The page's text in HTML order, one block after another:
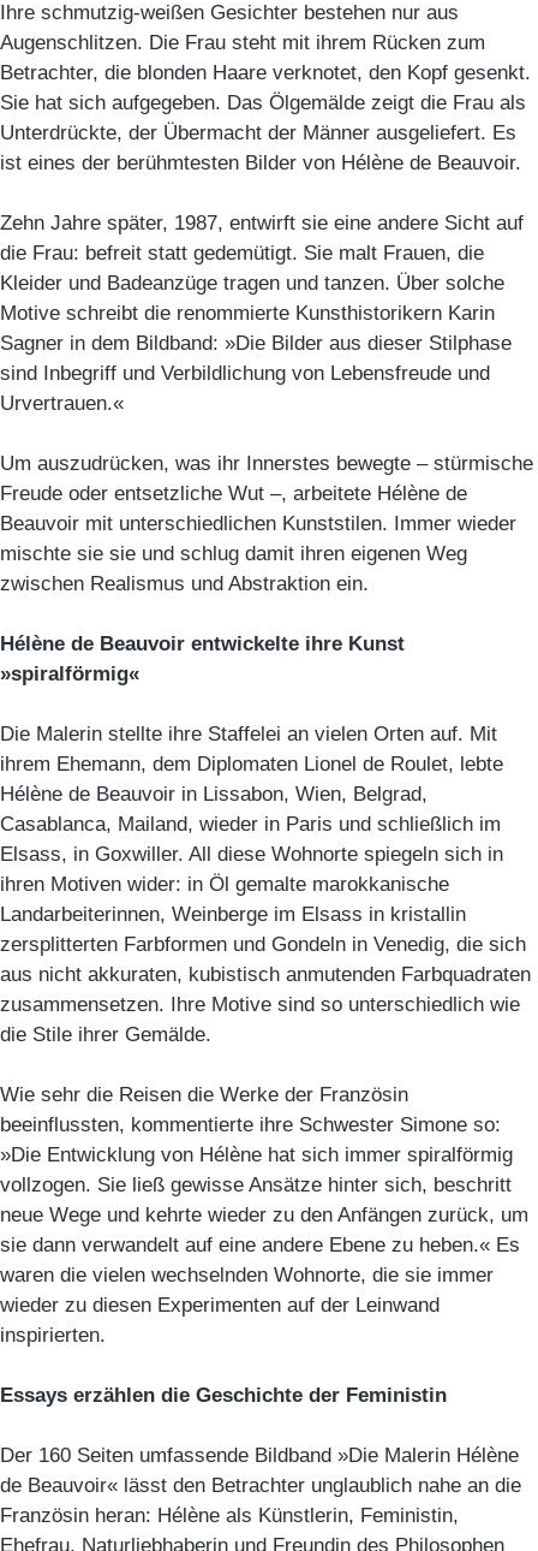
Ihre schmutzig-weißen Gesichter bestehen nur aus
Augenschlitzen. Die Frau steht mit ihrem Rücken zum
Betrachter, die blonden Haare verknotet, den Kopf gesenkt.
Sie hat sich aufgegeben. Das Ölgemälde zeigt die Frau als
Unterdrückte, der Übermacht der Männer ausgeliefert. Es
ist eines der berühmtesten Bilder von Hélène de Beauvoir.
Zehn Jahre später, 1987, entwirft sie eine andere Sicht auf
die Frau: befreit statt gedemütigt. Sie malt Frauen, die
Kleider und Badeanzüge tragen und tanzen. Über solche
Motive schreibt die renommierte Kunsthistorikern Karin
Sagner in dem Bildband: »Die Bilder aus dieser Stilphase
sind Inbegriff und Verbildlichung von Lebensfreude und
Urvertrauen.«
Um auszudrücken, was ihr Innerstes bewegte – stürmische
Freude oder entsetzliche Wut –, arbeitete Hélène de
Beauvoir mit unterschiedlichen Kunststilen. Immer wieder
mischte sie sie und schlug damit ihren eigenen Weg
zwischen Realismus und Abstraktion ein.
Hélène de Beauvoir entwickelte ihre Kunst
»spiralförmig«
Die Malerin stellte ihre Staffelei an vielen Orten auf. Mit
ihrem Ehemann, dem Diplomaten Lionel de Roulet, lebte
Hélène de Beauvoir in Lissabon, Wien, Belgrad,
Casablanca, Mailand, wieder in Paris und schließlich im
Elsass, in Goxwiller. All diese Wohnorte spiegeln sich in
ihren Motiven wider: in Öl gemalte marokkanische
Landarbeiterinnen, Weinberge im Elsass in kristallin
zersplitterten Farbformen und Gondeln in Venedig, die sich
aus nicht akkuraten, kubistisch anmutenden Farbquadraten
zusammensetzen. Ihre Motive sind so unterschiedlich wie
die Stile ihrer Gemälde.
Wie sehr die Reisen die Werke der Französin
beeinflussten, kommentierte ihre Schwester Simone so:
»Die Entwicklung von Hélène hat sich immer spiralförmig
vollzogen. Sie ließ gewisse Ansätze hinter sich, beschritt
neue Wege und kehrte wieder zu den Anfängen zurück, um
sie dann verwandelt auf eine andere Ebene zu heben.« Es
waren die vielen wechselnden Wohnorte, die sie immer
wieder zu diesen Experimenten auf der Leinwand
inspirierten.
Essays erzählen die Geschichte der Feministin
Der 160 Seiten umfassende Bildband »Die Malerin Hélène
de Beauvoir« lässt den Betrachter unglaublich nahe an die
Französin heran: Hélène als Künstlerin, Feministin,
Ehefrau, Naturliebhaberin und Freundin des Philosophen